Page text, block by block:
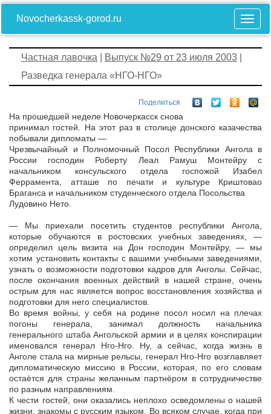
Novocherkassk-gorod.ru
Частная лавочка Выпуск №29 от 23 июля 2003
Разведка генерала «НГО-НГО»
Поделиться
На прошедшей неделе Новочеркасск снова
принимал гостей. На этот раз в столице донского казачества
побывали дипломаты —
Чрезвычайный и Полномочный Посол Республики Ангола в
России господин Роберту Леал Рамуш Монтейру с
начальником консульского отдела госпожой Изабел
Феррамента, атташе по печати и культуре Криштовао
Браганса и начальником студенческого отдела Посольства
Лудовино Нето.
— Мы приехали посетить студентов республики Ангола,
которые обучаются в ростовских учебных заведениях, —
определил цель визита на Дон господин Монтейру, — мы
хотим установить контакты с вашими учебными заведениями,
узнать о возможности подготовки кадров для Анголы. Сейчас,
после окончания военных действий в нашей стране, очень
острым для нас является вопрос восстановления хозяйства и
подготовки для него специалистов.
Во время войны, у себя на родине посол носил на плечах
погоны генерала, занимал должность начальника
генерального штаба Ангольской армии и в целях конспирации
именовался генерал Нго-Нго. Ну, а сейчас, когда жизнь в
Анголе стала на мирные рельсы, генерал Нго-Нго возглавляет
дипломатическую миссию в России, которая, по его словам
остаётся для страны желанным партнёром в сотрудничестве
по разным направлениям.
К чести гостей, они оказались неплохо осведомлены о нашей
жизни, знакомы с русским языком. Во всяком случае, когда при